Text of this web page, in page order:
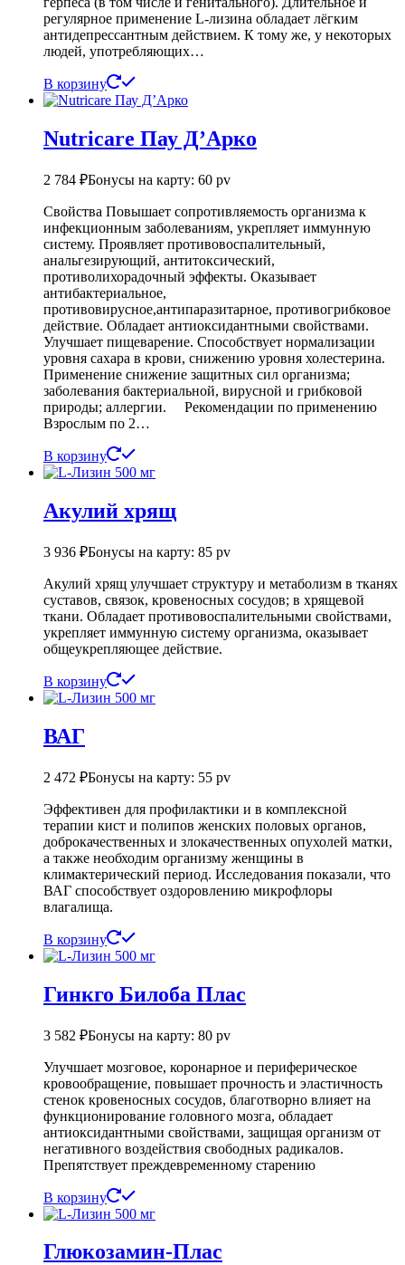
регулярное применение L-лизина обладает лёгким
антидепрессантным действием. К тому же, у некоторых
людей, употребляющих…
В корзину
Nutricare Пау Д’Арко
2 784 ₽Бонусы на карту: 60 pv
Свойства Повышает сопротивляемость организма к
инфекционным заболеваниям, укрепляет иммунную
систему. Проявляет противовоспалительный,
анальгезирующий, антитоксический,
противолихорадочный эффекты. Оказывает
антибактериальное,
противовирусное,антипаразитарное, противогрибковое
действие. Обладает антиоксидантными свойствами.
Улучшает пищеварение. Способствует нормализации
уровня сахара в крови, снижению уровня холестерина.
Применение снижение защитных сил организма;
заболевания бактериальной, вирусной и грибковой
природы; аллергии. Рекомендации по применению
Взрослым по 2…
В корзину
Акулий хрящ
3 936 ₽Бонусы на карту: 85 pv
Акулий хрящ улучшает структуру и метаболизм в тканях
суставов, связок, кровеносных сосудов; в хрящевой
ткани. Обладает противовоспалительными свойствами,
укрепляет иммунную систему организма, оказывает
общеукрепляющее действие.
В корзину
ВАГ
2 472 ₽Бонусы на карту: 55 pv
Эффективен для профилактики и в комплексной
терапии кист и полипов женских половых органов,
доброкачественных и злокачественных опухолей матки,
а также необходим организму женщины в
климактерический период. Исследования показали, что
ВАГ способствует оздоровлению микрофлоры
влагалища.
В корзину
Гинкго Билоба Плас
3 582 ₽Бонусы на карту: 80 pv
Улучшает мозговое, коронарное и периферическое
кровообращение, повышает прочность и эластичность
стенок кровеносных сосудов, благотворно влияет на
функционирование головного мозга, обладает
антиоксидантными свойствами, защищая организм от
негативного воздействия свободных радикалов.
Препятствует преждевременному старению
В корзину
Глюкозамин-Плас